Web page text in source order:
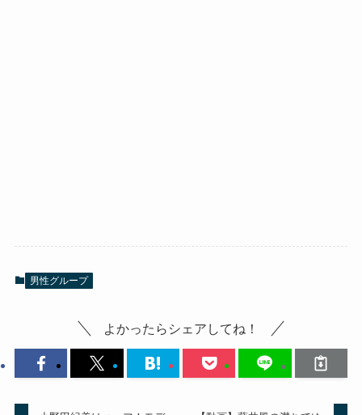
男性グループ
よかったらシェアしてね！